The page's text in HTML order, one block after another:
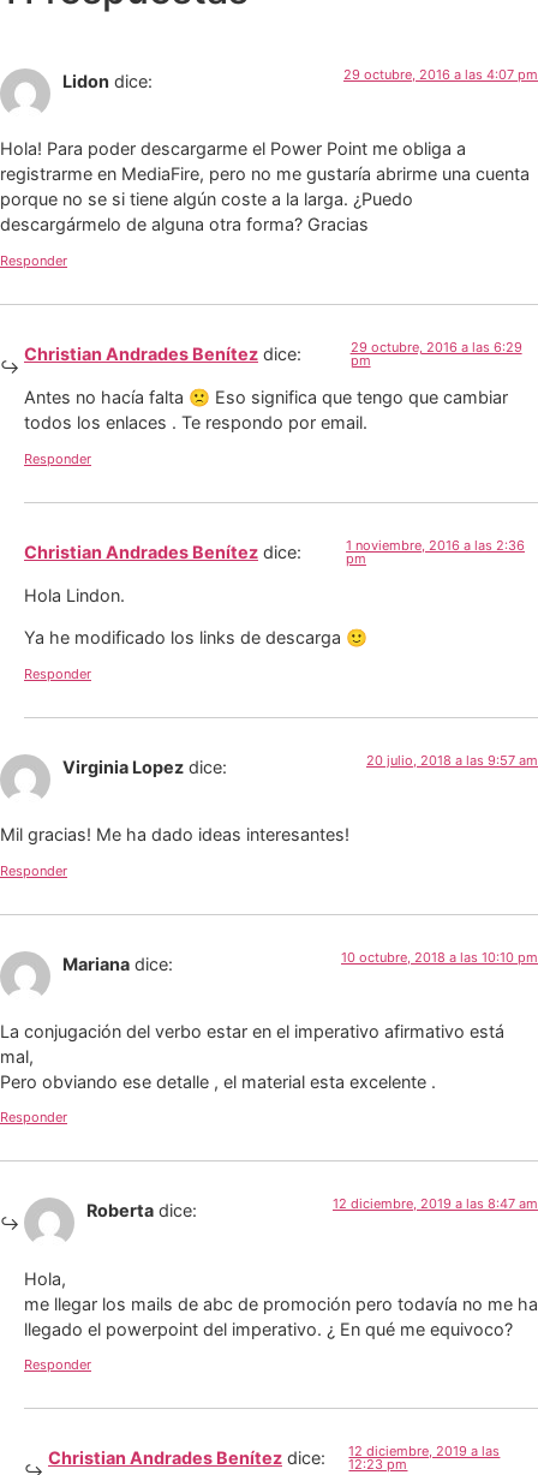
Lidon dice: 29 octubre, 2016 a las 4:07 pm
Hola! Para poder descargarme el Power Point me obliga a
registrarme en MediaFire, pero no me gustaría abrirme una cuenta
porque no se si tiene algún coste a la larga. ¿Puedo
descargármelo de alguna otra forma? Gracias
Responder
Christian Andrades Benítez dice: 29 octubre, 2016 a las 6:29
pm
Antes no hacía falta 🙁 Eso significa que tengo que cambiar
todos los enlaces . Te respondo por email.
Responder
Christian Andrades Benítez dice: 1 noviembre, 2016 a las 2:36
pm
Hola Lindon.
Ya he modificado los links de descarga 🙂
Responder
Virginia Lopez dice: 20 julio, 2018 a las 9:57 am
Mil gracias! Me ha dado ideas interesantes!
Responder
Mariana dice: 10 octubre, 2018 a las 10:10 pm
La conjugación del verbo estar en el imperativo afirmativo está
mal,
Pero obviando ese detalle , el material esta excelente .
Responder
Roberta dice: 12 diciembre, 2019 a las 8:47 am
Hola,
me llegar los mails de abc de promoción pero todavía no me ha
llegado el powerpoint del imperativo. ¿ En qué me equivoco?
Responder
Christian Andrades Benítez dice: 12 diciembre, 2019 a las
12:23 pm